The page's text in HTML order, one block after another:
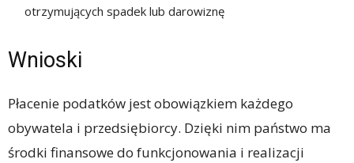
otrzymujących spadek lub darowiznę
Wnioski
Płacenie podatków jest obowiązkiem każdego
obywatela i przedsiębiorcy. Dzięki nim państwo ma
środki finansowe do funkcjonowania i realizacji